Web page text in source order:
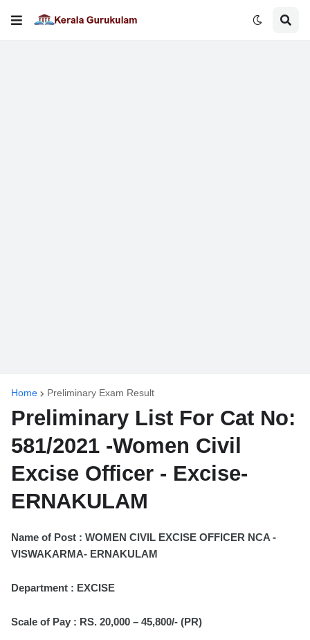
Home Preliminary Exam Result
Preliminary List For Cat No:
581/2021 -Women Civil
Excise Officer - Excise-
ERNAKULAM
Name of Post : WOMEN CIVIL EXCISE OFFICER NCA -
VISWAKARMA- ERNAKULAM
Department : EXCISE
Scale of Pay : RS. 20,000 – 45,800/- (PR)